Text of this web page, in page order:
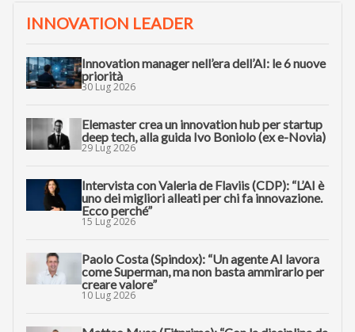
INNOVATION LEADER
Innovation manager nell’era dell’AI: le 6 nuove
priorità
30 Lug 2026
Elemaster crea un innovation hub per startup
deep tech, alla guida Ivo Boniolo (ex e-Novia)
29 Lug 2026
Intervista con Valeria de Flaviis (CDP): “L’AI è
uno dei migliori alleati per chi fa innovazione.
Ecco perché”
15 Lug 2026
Paolo Costa (Spindox): “Un agente AI lavora
come Superman, ma non basta ammirarlo per
creare valore”
10 Lug 2026